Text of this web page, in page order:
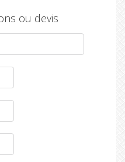
ou devis